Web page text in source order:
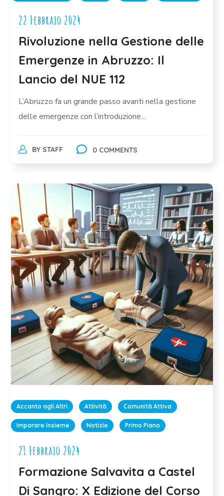
22 Febbraio 2024
Rivoluzione nella Gestione delle
Emergenze in Abruzzo: Il
Lancio del NUE 112
L’Abruzzo fa un grande passo avanti nella gestione
delle emergenze con l’introduzione...
BY STAFF 0 COMMENTS
Accanto agli Altri Attività Comunità Attiva
Imparare Insieme Notizie Primo Piano
21 Febbraio 2024
Formazione Salvavita a Castel
Di Sangro: X Edizione del Corso